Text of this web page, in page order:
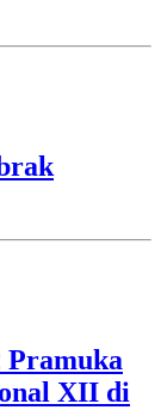
Pramuka
XII di